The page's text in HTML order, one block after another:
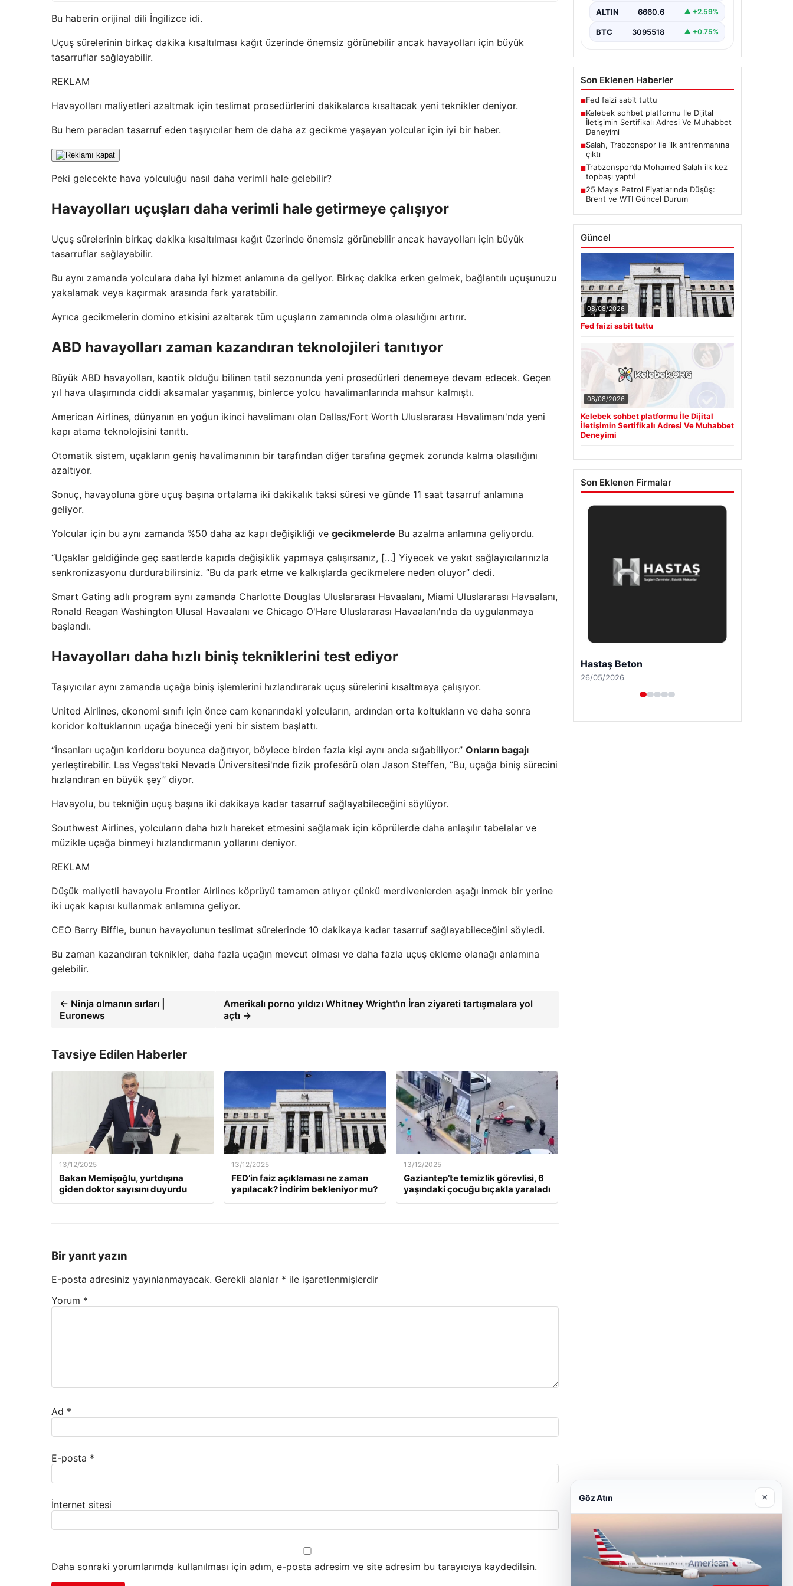
Bu haberin orijinal dili İngilizce idi.
Uçuş sürelerinin birkaç dakika kısaltılması kağıt üzerinde önemsiz görünebilir ancak havayolları için büyük
tasarruflar sağlayabilir.
REKLAM
Havayolları maliyetleri azaltmak için teslimat prosedürlerini dakikalarca kısaltacak yeni teknikler deniyor.
Bu hem paradan tasarruf eden taşıyıcılar hem de daha az gecikme yaşayan yolcular için iyi bir haber.
Peki gelecekte hava yolculuğu nasıl daha verimli hale gelebilir?
Havayolları uçuşları daha verimli hale getirmeye çalışıyor
Uçuş sürelerinin birkaç dakika kısaltılması kağıt üzerinde önemsiz görünebilir ancak havayolları için büyük
tasarruflar sağlayabilir.
Bu aynı zamanda yolculara daha iyi hizmet anlamına da geliyor. Birkaç dakika erken gelmek, bağlantılı uçuşunuzu
yakalamak veya kaçırmak arasında fark yaratabilir.
Ayrıca gecikmelerin domino etkisini azaltarak tüm uçuşların zamanında olma olasılığını artırır.
ABD havayolları zaman kazandıran teknolojileri tanıtıyor
Büyük ABD havayolları, kaotik olduğu bilinen tatil sezonunda yeni prosedürleri denemeye devam edecek. Geçen
yıl hava ulaşımında ciddi aksamalar yaşanmış, binlerce yolcu havalimanlarında mahsur kalmıştı.
American Airlines, dünyanın en yoğun ikinci havalimanı olan Dallas/Fort Worth Uluslararası Havalimanı'nda yeni
kapı atama teknolojisini tanıttı.
Otomatik sistem, uçakların geniş havalimanının bir tarafından diğer tarafına geçmek zorunda kalma olasılığını
azaltıyor.
Sonuç, havayoluna göre uçuş başına ortalama iki dakikalık taksi süresi ve günde 11 saat tasarruf anlamına
geliyor.
Yolcular için bu aynı zamanda %50 daha az kapı değişikliği ve gecikmelerde Bu azalma anlamına geliyordu.
“Uçaklar geldiğinde geç saatlerde kapıda değişiklik yapmaya çalışırsanız, […] Yiyecek ve yakıt sağlayıcılarınızla
senkronizasyonu durdurabilirsiniz. “Bu da park etme ve kalkışlarda gecikmelere neden oluyor” dedi.
Smart Gating adlı program aynı zamanda Charlotte Douglas Uluslararası Havaalanı, Miami Uluslararası Havaalanı,
Ronald Reagan Washington Ulusal Havaalanı ve Chicago O'Hare Uluslararası Havaalanı'nda da uygulanmaya
başlandı.
Havayolları daha hızlı biniş tekniklerini test ediyor
Taşıyıcılar aynı zamanda uçağa biniş işlemlerini hızlandırarak uçuş sürelerini kısaltmaya çalışıyor.
United Airlines, ekonomi sınıfı için önce cam kenarındaki yolcuların, ardından orta koltukların ve daha sonra
koridor koltuklarının uçağa bineceği yeni bir sistem başlattı.
“İnsanları uçağın koridoru boyunca dağıtıyor, böylece birden fazla kişi aynı anda sığabiliyor.” Onların bagajı
yerleştirebilir. Las Vegas'taki Nevada Üniversitesi'nde fizik profesörü olan Jason Steffen, “Bu, uçağa biniş sürecini
hızlandıran en büyük şey” diyor.
Havayolu, bu tekniğin uçuş başına iki dakikaya kadar tasarruf sağlayabileceğini söylüyor.
Southwest Airlines, yolcuların daha hızlı hareket etmesini sağlamak için köprülerde daha anlaşılır tabelalar ve
müzikle uçağa binmeyi hızlandırmanın yollarını deniyor.
REKLAM
Düşük maliyetli havayolu Frontier Airlines köprüyü tamamen atlıyor çünkü merdivenlerden aşağı inmek bir yerine
iki uçak kapısı kullanmak anlamına geliyor.
CEO Barry Biffle, bunun havayolunun teslimat sürelerinde 10 dakikaya kadar tasarruf sağlayabileceğini söyledi.
Bu zaman kazandıran teknikler, daha fazla uçağın mevcut olması ve daha fazla uçuş ekleme olanağı anlamına
gelebilir.
← Ninja olmanın sırları |
Euronews
Amerikalı porno yıldızı Whitney Wright'ın İran ziyareti tartışmalara yol
açtı →
Tavsiye Edilen Haberler
13/12/2025
Bakan Memişoğlu, yurtdışına
giden doktor sayısını duyurdu
13/12/2025
FED’in faiz açıklaması ne zaman
yapılacak? İndirim bekleniyor mu?
13/12/2025
Gaziantep’te temizlik görevlisi, 6
yaşındaki çocuğu bıçakla yaraladı
Bir yanıt yazın
E-posta adresiniz yayınlanmayacak. Gerekli alanlar * ile işaretlenmişlerdir
Yorum *
Ad *
E-posta *
İnternet sitesi
Daha sonraki yorumlarımda kullanılması için adım, e-posta adresim ve site adresim bu tarayıcıya kaydedilsin.
bir tarzda iletişim kurması büyük
pek…
ALTIN 6660.6 ▲ +2.59%
BTC 3095518 ▲ +0.75%
Son Eklenen Haberler
■Fed faizi sabit tuttu
■Kelebek sohbet platformu İle Dijital
İletişimin Sertifikalı Adresi Ve Muhabbet
Deneyimi
■Salah, Trabzonspor ile ilk antrenmanına
çıktı
■Trabzonspor’da Mohamed Salah ilk kez
topbaşı yaptı!
■25 Mayıs Petrol Fiyatlarında Düşüş:
Brent ve WTI Güncel Durum
Güncel
08/08/2026
Fed faizi sabit tuttu
08/08/2026
Kelebek sohbet platformu İle Dijital
İletişimin Sertifikalı Adresi Ve Muhabbet
Deneyimi
Son Eklenen Firmalar
Enes Kaplan Avukatlık Bürosu
28/04/2026
Göz Atın ×